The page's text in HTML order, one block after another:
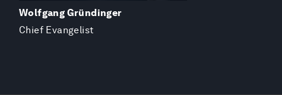
Wolfgang Gründinger
Chief Evangelist